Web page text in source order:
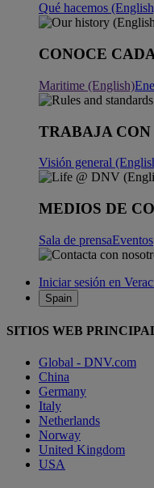
Qué hacemos
CONOCE
Maritime (English)
TRABAJA CON
Visión general
MEDIOS DE
Sala de prensaEventos
Iniciar sesión en
Spain
SITIOS WEB
Global - DNV.com
China
Germany
Italy
Netherlands
Norway
United Kingdom
USA